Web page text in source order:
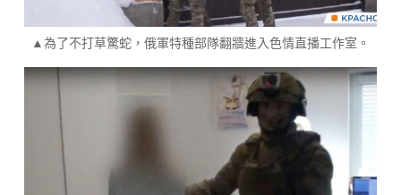
▲為了不打草驚蛇，俄軍特種部隊翻牆進入色情直播工作室。